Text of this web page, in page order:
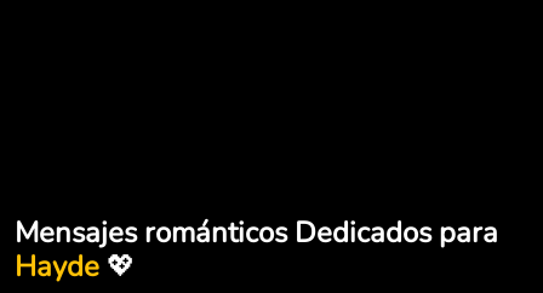
Mensajes románticos Dedicados para
Hayde 💖